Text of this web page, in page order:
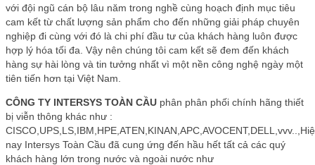
với đội ngũ cán bộ lâu năm trong nghề cùng hoạch định mục tiêu
cam kết từ chất lượng sản phẩm cho đến những giải pháp chuyên
nghiệp đi cùng với đó là chi phí đầu tư của khách hàng luôn được
hợp lý hóa tối đa. Vậy nên chúng tôi cam kết sẽ đem đến khách
hàng sự hài lòng và tin tưởng nhất vì một nền công nghệ ngày một
tiên tiến hơn tại Việt Nam.
CÔNG TY INTERSYS TOÀN CẦU phân phân phối chính hãng thiết
bị viễn thông khác như :
nay Intersys Toàn Cầu đã cung ứng đến hầu hết tất cả các quý
khách hàng lớn trong nước và ngoài nước như